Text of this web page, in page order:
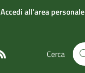
Accedi all'area personale
Cerca